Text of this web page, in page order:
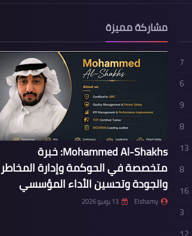
7
6
9
8
13
8
16
3
مشاركة مميزة
Mohammed Al-Shakhs: خبرة
متخصصة في الحوكمة وإدارة المخاطر
والجودة وتحسين الأداء المؤسسي
Elshamy 13 يونيو 2026